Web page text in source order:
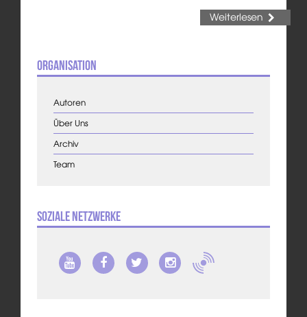
Weiterlesen
Organisation
Autoren
Über Uns
Archiv
Team
Soziale Netzwerke